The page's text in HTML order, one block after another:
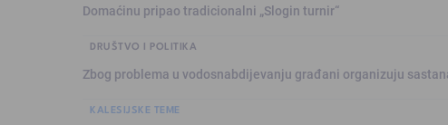
Domaćinu pripao tradicionalni „Slogin turnir“
DRUŠTVO I POLITIKA
Zbog problema u vodosnabdijevanju građani organizuju
KALESIJSKE TEME